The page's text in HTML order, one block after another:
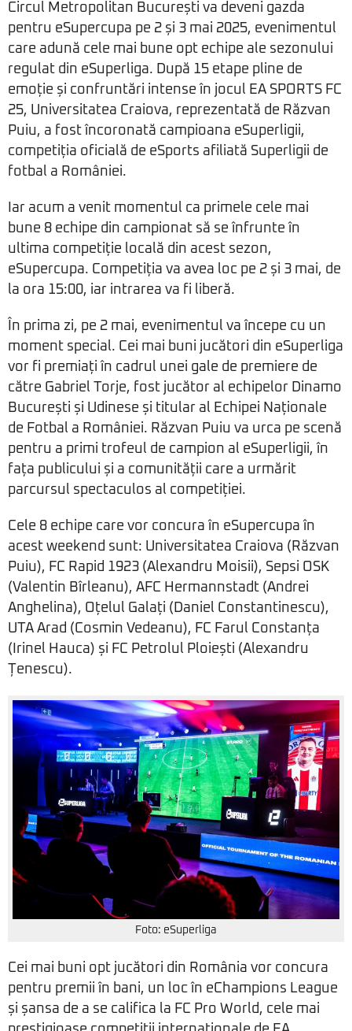
Circul Metropolitan București va deveni gazda
pentru eSupercupa pe 2 și 3 mai 2025, evenimentul
care adună cele mai bune opt echipe ale sezonului
regulat din eSuperliga. După 15 etape pline de
emoție și confruntări intense în jocul EA SPORTS FC
25, Universitatea Craiova, reprezentată de Răzvan
Puiu, a fost încoronată campioana eSuperligii,
competiția oficială de eSports afiliată Superligii de
fotbal a României.
Iar acum a venit momentul ca primele cele mai
bune 8 echipe din campionat să se înfrunte în
ultima competiție locală din acest sezon,
eSupercupa. Competiția va avea loc pe 2 și 3 mai, de
la ora 15:00, iar intrarea va fi liberă.
În prima zi, pe 2 mai, evenimentul va începe cu un
moment special. Cei mai buni jucători din eSuperliga
vor fi premiați în cadrul unei gale de premiere de
către Gabriel Torje, fost jucător al echipelor Dinamo
București și Udinese și titular al Echipei Naționale
de Fotbal a României. Răzvan Puiu va urca pe scenă
pentru a primi trofeul de campion al eSuperligii, în
fața publicului și a comunității care a urmărit
parcursul spectaculos al competiției.
Cele 8 echipe care vor concura în eSupercupa în
acest weekend sunt: Universitatea Craiova (Răzvan
Puiu), FC Rapid 1923 (Alexandru Moisii), Sepsi OSK
(Valentin Bîrleanu), AFC Hermannstadt (Andrei
Anghelina), Oțelul Galați (Daniel Constantinescu),
UTA Arad (Cosmin Vedeanu), FC Farul Constanța
(Irinel Hauca) și FC Petrolul Ploiești (Alexandru
Țenescu).
Foto: eSuperliga
Cei mai buni opt jucători din România vor concura
pentru premii în bani, un loc în eChampions League
și șansa de a se califica la FC Pro World, cele mai